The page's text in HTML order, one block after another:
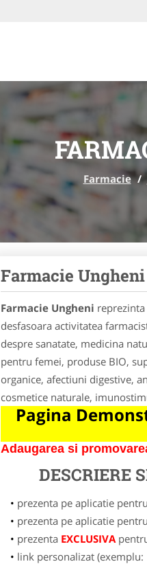
Farmacie /
Farmacie Ungheni
Farmacie Ungheni
desfasoara activitatea
despre sanatate, medicina
pentru femei, produse BIO,
organice, afectiuni digestive,
cosmetice naturale,
Pagina
Adaugarea si
DESCRIERE
prezenta pe aplicatie
prezenta pe aplicatie
prezenta EXCLUSIVA
link personalizat (exemplu: